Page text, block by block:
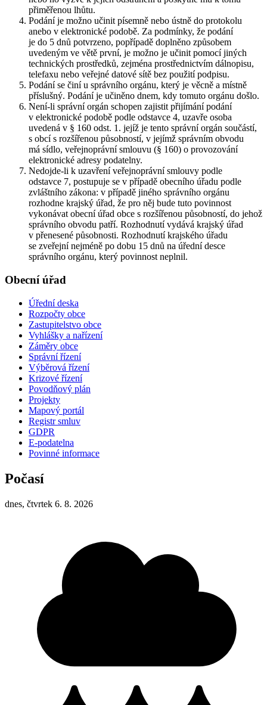
přiměřenou lhůtu.
Podání je možno učinit písemně nebo ústně do protokolu
anebo v elektronické podobě. Za podmínky, že podání
je do 5 dnů potvrzeno, popřípadě doplněno způsobem
uvedeným ve větě první, je možno je učinit pomocí jiných
technických prostředků, zejména prostřednictvím dálnopisu,
telefaxu nebo veřejné datové sítě bez použití podpisu.
Podání se činí u správního orgánu, který je věcně a místně
příslušný. Podání je učiněno dnem, kdy tomuto orgánu došlo.
Není-li správní orgán schopen zajistit přijímání podání
v elektronické podobě podle odstavce 4, uzavře osoba
uvedená v § 160 odst. 1. jejíž je tento správní orgán součástí,
s obcí s rozšířenou působností, v jejímž správním obvodu
má sídlo, veřejnoprávní smlouvu (§ 160) o provozování
elektronické adresy podatelny.
Nedojde-li k uzavření veřejnoprávní smlouvy podle
odstavce 7, postupuje se v případě obecního úřadu podle
zvláštního zákona: v případě jiného správního orgánu
rozhodne krajský úřad, že pro něj bude tuto povinnost
vykonávat obecní úřad obce s rozšířenou působností, do jehož
správního obvodu patří. Rozhodnutí vydává krajský úřad
v přenesené působnosti. Rozhodnutí krajského úřadu
se zveřejní nejméně po dobu 15 dnů na úřední desce
správního orgánu, který povinnost neplnil.
Obecní úřad
Úřední deska
Rozpočty obce
Zastupitelstvo obce
Vyhlášky a nařízení
Záměry obce
Správní řízení
Výběrová řízení
Krizové řízení
Povodňový plán
Projekty
Mapový portál
Registr smluv
GDPR
E-podatelna
Povinné informace
Počasí
dnes, čtvrtek 6. 8. 2026